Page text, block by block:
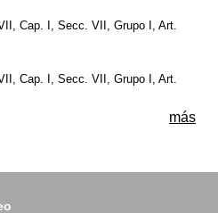
Cap. I, Secc. VII, Grupo I, Art.
Cap. I, Secc. VII, Grupo I, Art.
más